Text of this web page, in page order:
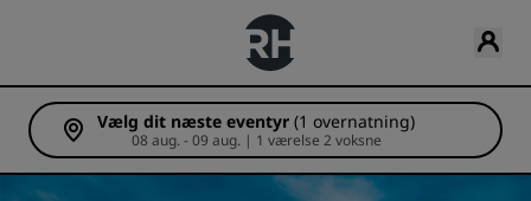
Vælg dit næste eventyr (1 overnatning)
08 aug. - 09 aug. | 1 værelse 2 voksne